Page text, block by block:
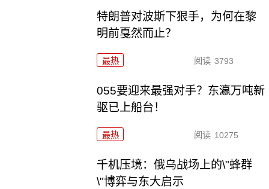
特朗普对波斯下狠手，为何在黎
明前戛然而止？
最热 阅读 3793
055要迎来最强对手？东瀛万吨新
驱已上船台！
最热 阅读 10275
千机压境：俄乌战场上的\"蜂群
\"博弈与东大启示